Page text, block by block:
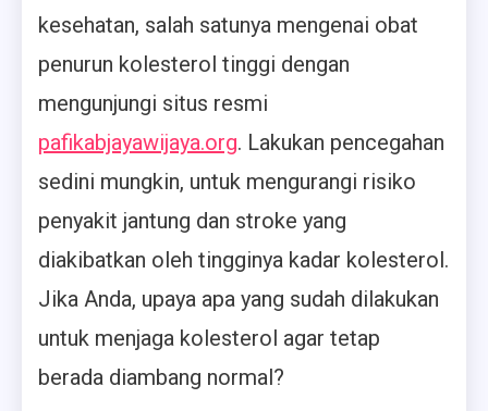
kesehatan, salah satunya mengenai obat
penurun kolesterol tinggi dengan
mengunjungi situs resmi
pafikabjayawijaya.org. Lakukan pencegahan
sedini mungkin, untuk mengurangi risiko
penyakit jantung dan stroke yang
diakibatkan oleh tingginya kadar kolesterol.
Jika Anda, upaya apa yang sudah dilakukan
untuk menjaga kolesterol agar tetap
berada diambang normal?